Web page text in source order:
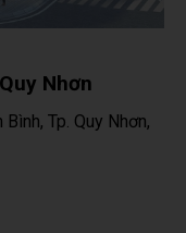
Nhơn
Tp. Quy Nhơn,